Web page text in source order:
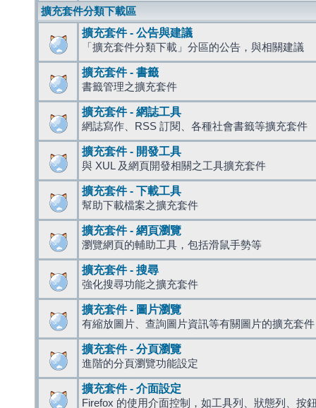
擴充套件分類下載區
擴充套件 - 公告與建議
「擴充套件分類下載」分區的公告，與相關建議
擴充套件 - 書籤
書籤管理之擴充套件
擴充套件 - 網誌工具
網誌寫作、RSS 訂閱、各種社會書籤等擴充套件
擴充套件 - 開發工具
與 XUL 及網頁開發相關之工具擴充套件
擴充套件 - 下載工具
幫助下載檔案之擴充套件
擴充套件 - 網頁瀏覽
瀏覽網頁的輔助工具，包括滑鼠手勢等
擴充套件 - 搜尋
強化搜尋功能之擴充套件
擴充套件 - 圖片瀏覽
有縮放圖片、查詢圖片資訊等有關圖片的擴充套件
擴充套件 - 分頁瀏覽
進階的分頁瀏覽功能設定
擴充套件 - 介面設定
Firefox 的使用介面控制，如工具列、狀態列、按